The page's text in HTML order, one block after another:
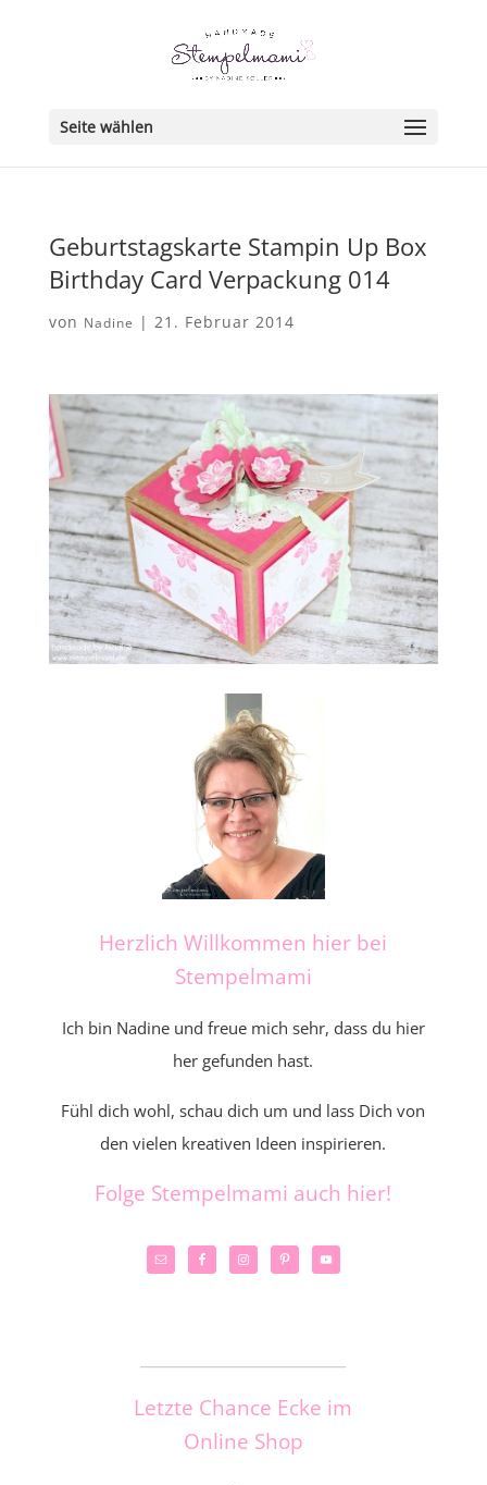
Seite wählen
Geburtstagskarte Stampin Up Box
Birthday Card Verpackung 014
von Nadine | 21. Februar 2014
Herzlich Willkommen hier bei
Stempelmami
Ich bin Nadine und freue mich sehr, dass du hier
her gefunden hast.
Fühl dich wohl, schau dich um und lass Dich von
den vielen kreativen Ideen inspirieren.
Folge Stempelmami auch hier!
Letzte Chance Ecke im
Online Shop